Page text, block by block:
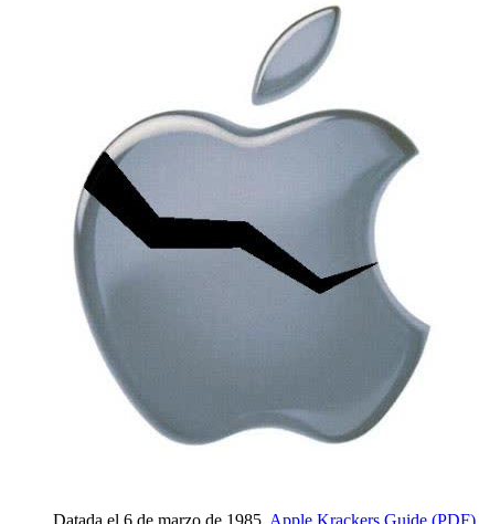
Datada el 6 de marzo de 1985, Apple Krackers Guide (PDF)